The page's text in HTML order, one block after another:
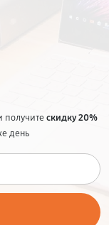
получитескидку 20%
день